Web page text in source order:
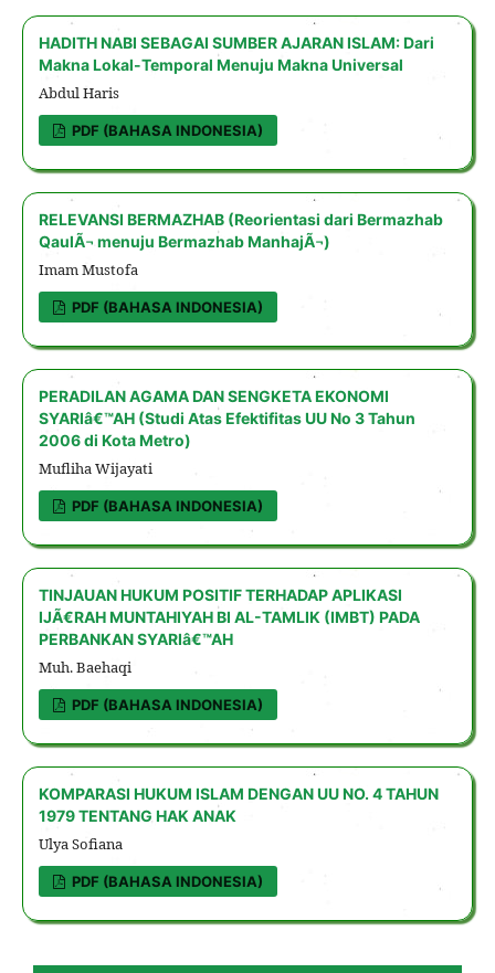
HADITH NABI SEBAGAI SUMBER AJARAN ISLAM: Dari
Makna Lokal-Temporal Menuju Makna Universal
Abdul Haris
PDF (BAHASA INDONESIA)
RELEVANSI BERMAZHAB (Reorientasi dari Bermazhab
QaulÃ¬ menuju Bermazhab ManhajÃ¬)
Imam Mustofa
PDF (BAHASA INDONESIA)
PERADILAN AGAMA DAN SENGKETA EKONOMI
SYARIâ€™AH (Studi Atas Efektifitas UU No 3 Tahun
2006 di Kota Metro)
Mufliha Wijayati
PDF (BAHASA INDONESIA)
TINJAUAN HUKUM POSITIF TERHADAP APLIKASI
IJÃ€RAH MUNTAHIYAH BI AL-TAMLIK (IMBT) PADA
PERBANKAN SYARIâ€™AH
Muh. Baehaqi
PDF (BAHASA INDONESIA)
KOMPARASI HUKUM ISLAM DENGAN UU NO. 4 TAHUN
1979 TENTANG HAK ANAK
Ulya Sofiana
PDF (BAHASA INDONESIA)